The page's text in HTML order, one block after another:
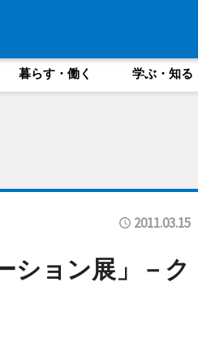
暮らす・働く 学ぶ・知る
2011.03.15
ション展」－ク